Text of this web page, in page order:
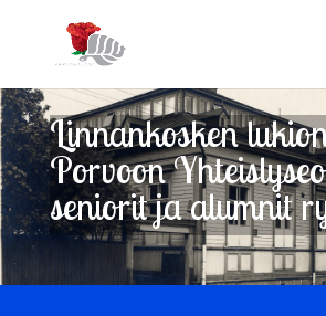
Linnankosken
Porvoon
seniorit ja alumnit